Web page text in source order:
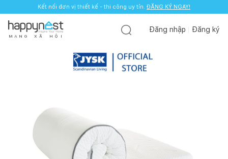
Kết nối đơn vị thiết kế - thi công uy tín. ĐĂNG KÝ NGAY!
M Ạ N G X Ã H Ộ I
Đăng nhập Đăng ký